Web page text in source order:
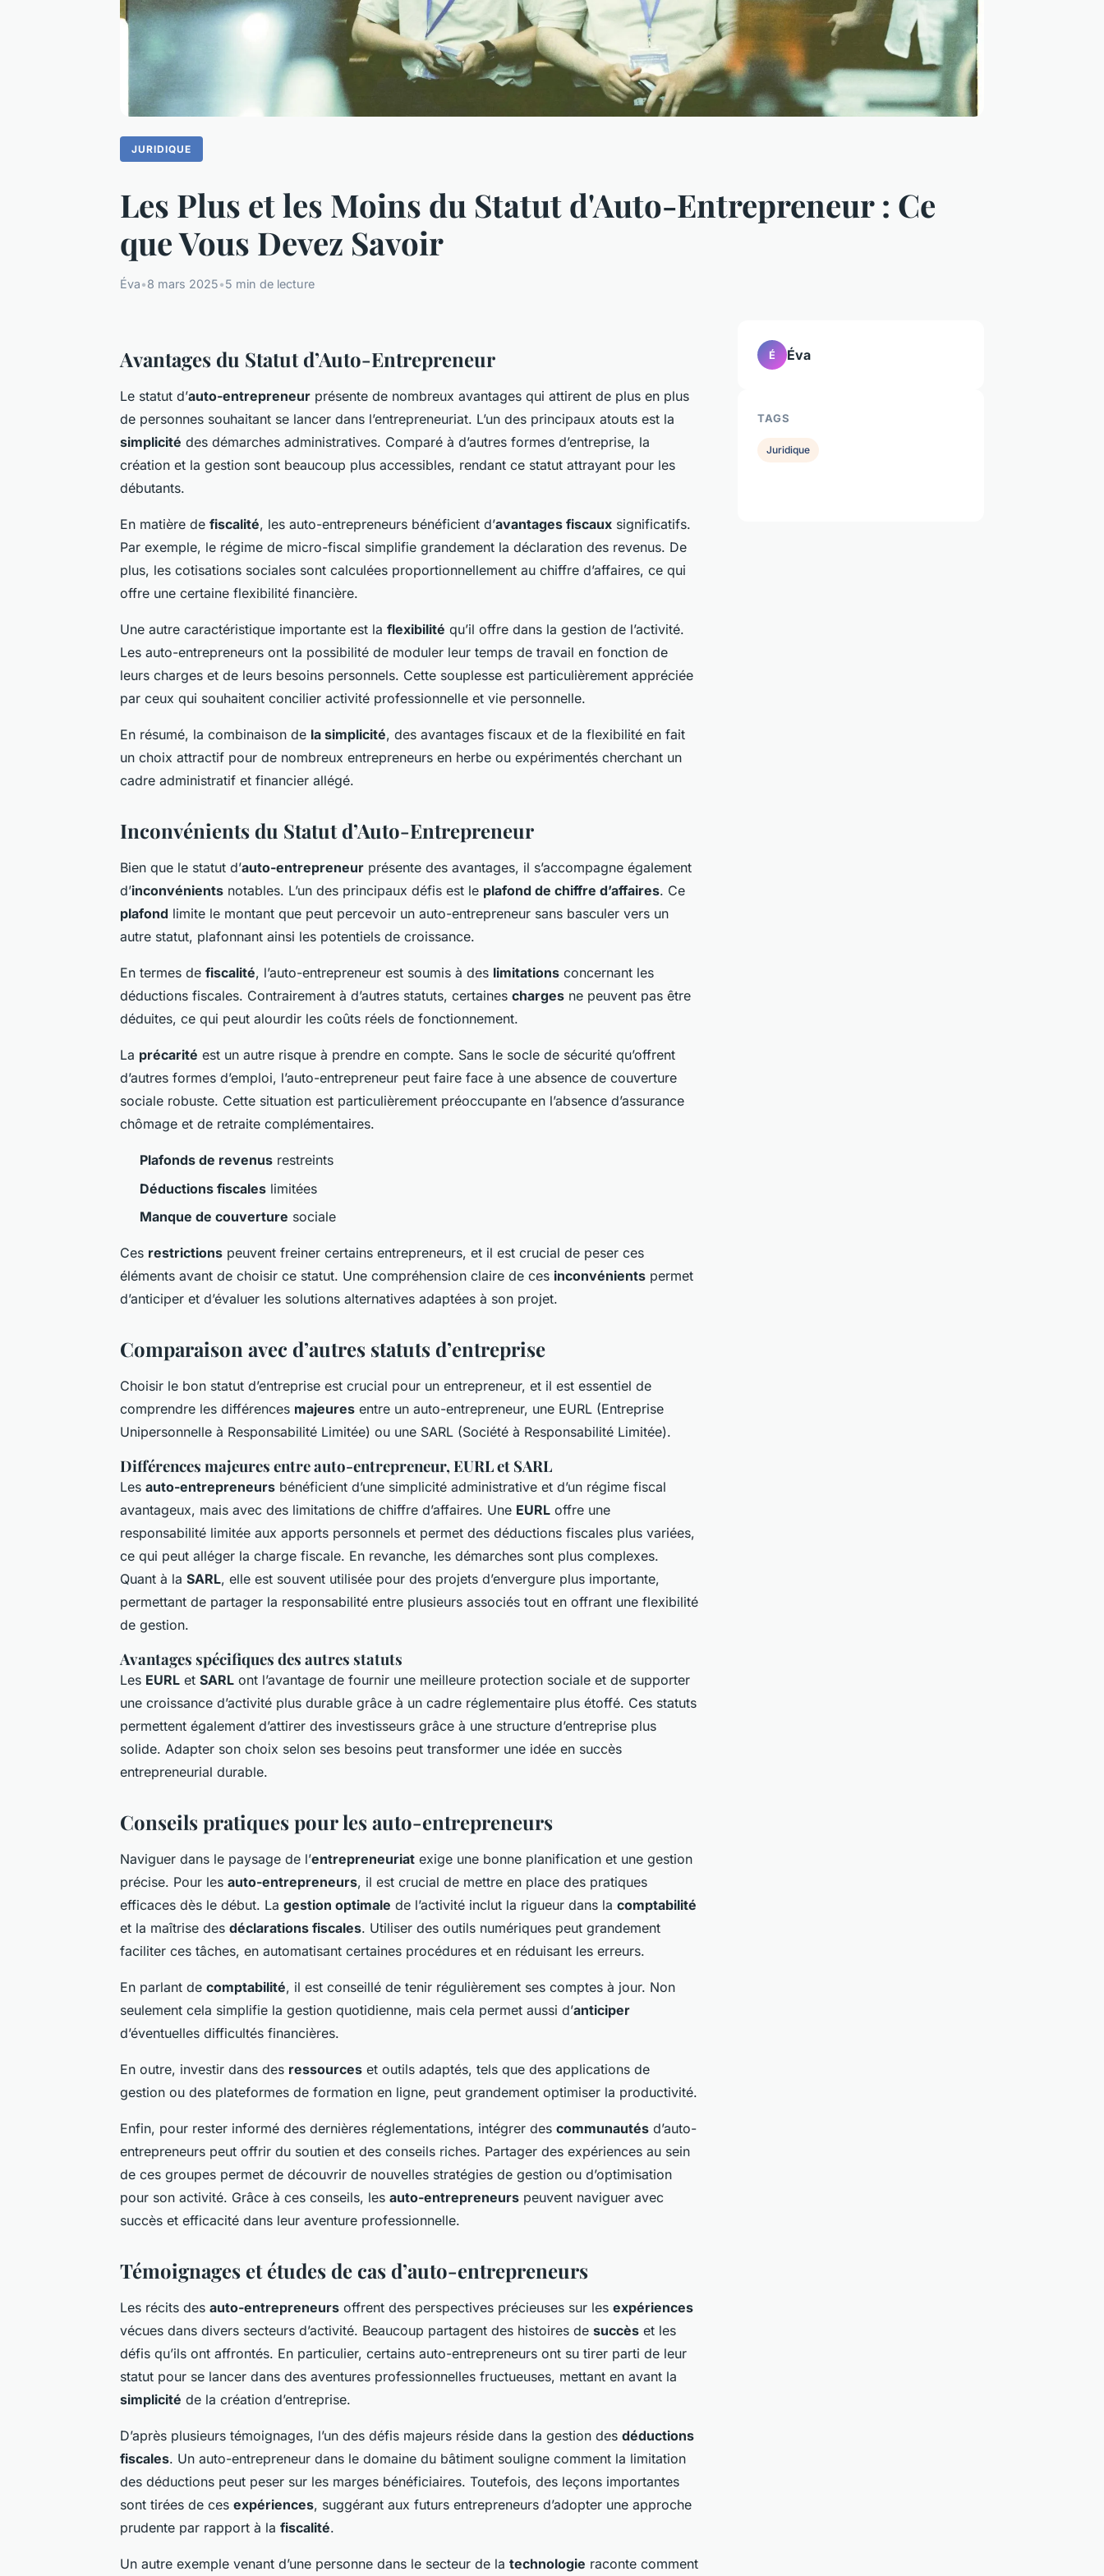
JURIDIQUE
Les Plus et les Moins du Statut d'Auto-Entrepreneur : Ce
que Vous Devez Savoir
Éva•8 mars 2025•5 min de lecture
Avantages du Statut d’Auto-Entrepreneur
Le statut d’auto-entrepreneur présente de nombreux avantages qui attirent de plus en plus
de personnes souhaitant se lancer dans l’entrepreneuriat. L’un des principaux atouts est la
simplicité des démarches administratives. Comparé à d’autres formes d’entreprise, la
création et la gestion sont beaucoup plus accessibles, rendant ce statut attrayant pour les
débutants.
En matière de fiscalité, les auto-entrepreneurs bénéficient d’avantages fiscaux significatifs.
Par exemple, le régime de micro-fiscal simplifie grandement la déclaration des revenus. De
plus, les cotisations sociales sont calculées proportionnellement au chiffre d’affaires, ce qui
offre une certaine flexibilité financière.
Une autre caractéristique importante est la flexibilité qu’il offre dans la gestion de l’activité.
Les auto-entrepreneurs ont la possibilité de moduler leur temps de travail en fonction de
leurs charges et de leurs besoins personnels. Cette souplesse est particulièrement appréciée
par ceux qui souhaitent concilier activité professionnelle et vie personnelle.
En résumé, la combinaison de la simplicité, des avantages fiscaux et de la flexibilité en fait
un choix attractif pour de nombreux entrepreneurs en herbe ou expérimentés cherchant un
cadre administratif et financier allégé.
Inconvénients du Statut d’Auto-Entrepreneur
Bien que le statut d’auto-entrepreneur présente des avantages, il s’accompagne également
d’inconvénients notables. L’un des principaux défis est le plafond de chiffre d’affaires. Ce
plafond limite le montant que peut percevoir un auto-entrepreneur sans basculer vers un
autre statut, plafonnant ainsi les potentiels de croissance.
En termes de fiscalité, l’auto-entrepreneur est soumis à des limitations concernant les
déductions fiscales. Contrairement à d’autres statuts, certaines charges ne peuvent pas être
déduites, ce qui peut alourdir les coûts réels de fonctionnement.
La précarité est un autre risque à prendre en compte. Sans le socle de sécurité qu’offrent
d’autres formes d’emploi, l’auto-entrepreneur peut faire face à une absence de couverture
sociale robuste. Cette situation est particulièrement préoccupante en l’absence d’assurance
chômage et de retraite complémentaires.
Plafonds de revenus restreints
Déductions fiscales limitées
Manque de couverture sociale
Ces restrictions peuvent freiner certains entrepreneurs, et il est crucial de peser ces
éléments avant de choisir ce statut. Une compréhension claire de ces inconvénients permet
d’anticiper et d’évaluer les solutions alternatives adaptées à son projet.
Comparaison avec d’autres statuts d’entreprise
Choisir le bon statut d’entreprise est crucial pour un entrepreneur, et il est essentiel de
comprendre les différences majeures entre un auto-entrepreneur, une EURL (Entreprise
Unipersonnelle à Responsabilité Limitée) ou une SARL (Société à Responsabilité Limitée).
Différences majeures entre auto-entrepreneur, EURL et SARL
Les auto-entrepreneurs bénéficient d’une simplicité administrative et d’un régime fiscal
avantageux, mais avec des limitations de chiffre d’affaires. Une EURL offre une
responsabilité limitée aux apports personnels et permet des déductions fiscales plus variées,
ce qui peut alléger la charge fiscale. En revanche, les démarches sont plus complexes.
Quant à la SARL, elle est souvent utilisée pour des projets d’envergure plus importante,
permettant de partager la responsabilité entre plusieurs associés tout en offrant une flexibilité
de gestion.
Avantages spécifiques des autres statuts
Les EURL et SARL ont l’avantage de fournir une meilleure protection sociale et de supporter
une croissance d’activité plus durable grâce à un cadre réglementaire plus étoffé. Ces statuts
permettent également d’attirer des investisseurs grâce à une structure d’entreprise plus
solide. Adapter son choix selon ses besoins peut transformer une idée en succès
entrepreneurial durable.
Conseils pratiques pour les auto-entrepreneurs
Naviguer dans le paysage de l’entrepreneuriat exige une bonne planification et une gestion
précise. Pour les auto-entrepreneurs, il est crucial de mettre en place des pratiques
efficaces dès le début. La gestion optimale de l’activité inclut la rigueur dans la comptabilité
et la maîtrise des déclarations fiscales. Utiliser des outils numériques peut grandement
faciliter ces tâches, en automatisant certaines procédures et en réduisant les erreurs.
En parlant de comptabilité, il est conseillé de tenir régulièrement ses comptes à jour. Non
seulement cela simplifie la gestion quotidienne, mais cela permet aussi d’anticiper
d’éventuelles difficultés financières.
En outre, investir dans des ressources et outils adaptés, tels que des applications de
gestion ou des plateformes de formation en ligne, peut grandement optimiser la productivité.
Enfin, pour rester informé des dernières réglementations, intégrer des communautés d’auto-
entrepreneurs peut offrir du soutien et des conseils riches. Partager des expériences au sein
de ces groupes permet de découvrir de nouvelles stratégies de gestion ou d’optimisation
pour son activité. Grâce à ces conseils, les auto-entrepreneurs peuvent naviguer avec
succès et efficacité dans leur aventure professionnelle.
Témoignages et études de cas d’auto-entrepreneurs
Les récits des auto-entrepreneurs offrent des perspectives précieuses sur les expériences
vécues dans divers secteurs d’activité. Beaucoup partagent des histoires de succès et les
défis qu’ils ont affrontés. En particulier, certains auto-entrepreneurs ont su tirer parti de leur
statut pour se lancer dans des aventures professionnelles fructueuses, mettant en avant la
simplicité de la création d’entreprise.
D’après plusieurs témoignages, l’un des défis majeurs réside dans la gestion des déductions
fiscales. Un auto-entrepreneur dans le domaine du bâtiment souligne comment la limitation
des déductions peut peser sur les marges bénéficiaires. Toutefois, des leçons importantes
sont tirées de ces expériences, suggérant aux futurs entrepreneurs d’adopter une approche
prudente par rapport à la fiscalité.
Un autre exemple venant d’une personne dans le secteur de la technologie raconte comment
É Éva
TAGS
Juridique